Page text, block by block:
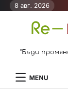
Skip8 авг. 2026
“Бъди
MENU